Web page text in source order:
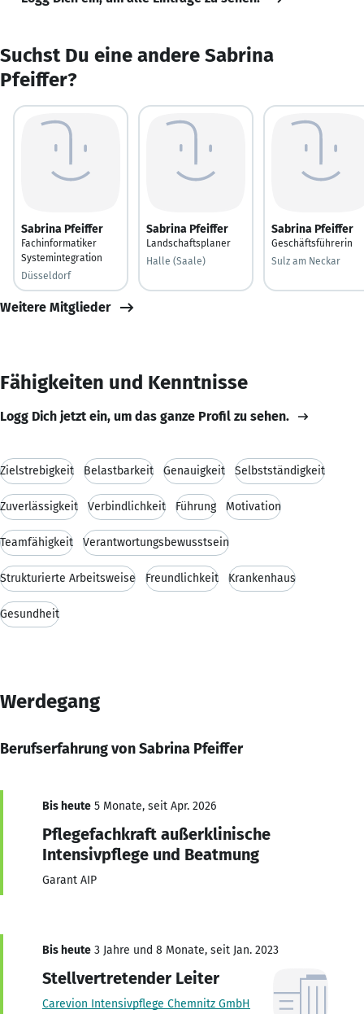
Suchst Du eine andere Sabrina
Pfeiffer?
Sabrina Pfeiffer
Fachinformatiker
Systemintegration
Düsseldorf
Sabrina Pfeiffer
Landschaftsplaner
Halle (Saale)
Sabrina Pfeiffer
Geschäftsführerin
Sulz am Neckar
Weitere Mitglieder
Fähigkeiten und Kenntnisse
Logg Dich jetzt ein, um das ganze Profil zu sehen.
Zielstrebigkeit Belastbarkeit Genauigkeit Selbstständigkeit
Zuverlässigkeit Verbindlichkeit Führung Motivation
Teamfähigkeit Verantwortungsbewusstsein
Strukturierte Arbeitsweise Freundlichkeit Krankenhaus
Gesundheit
Werdegang
Berufserfahrung von Sabrina Pfeiffer
Bis heute 5 Monate, seit Apr. 2026
Pflegefachkraft außerklinische
Intensivpflege und Beatmung
Garant AIP
Bis heute 3 Jahre und 8 Monate, seit Jan. 2023
Stellvertretender Leiter
Carevion Intensivpflege Chemnitz GmbH